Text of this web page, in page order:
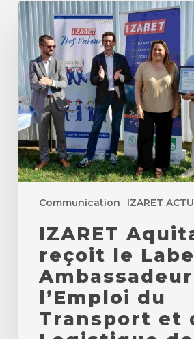
Communication IZARET
IZARET
Aquitaine
reçoit
le
Label
Ambassadeur
de
l’Emploi
du
Transport
et
de
la
Logistique
IZARET
reçoit le
l’Emploi du
Transport et